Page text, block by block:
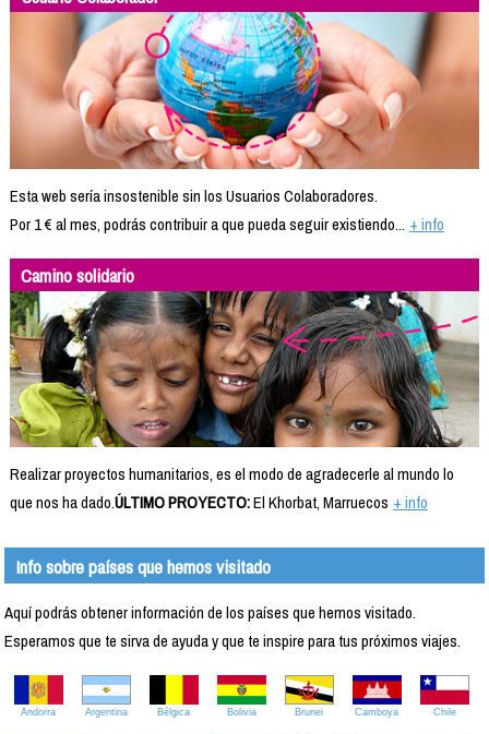
Esta web sería insostenible sin los Usuarios Colaboradores.
Por 1 € al mes, podrás contribuir a que pueda seguir existiendo... + info
Camino solidario
Realizar proyectos humanitarios, es el modo de agradecerle al mundo lo
que nos ha dado.ÚLTIMO PROYECTO:El Khorbat, Marruecos + info
Info sobre países que hemos visitado
Aquí podrás obtener información de los países que hemos visitado.
Esperamos que te sirva de ayuda y que te inspire para tus próximos viajes.
Andorra Argentina Bélgica Bolivia Brunei Camboya Chile